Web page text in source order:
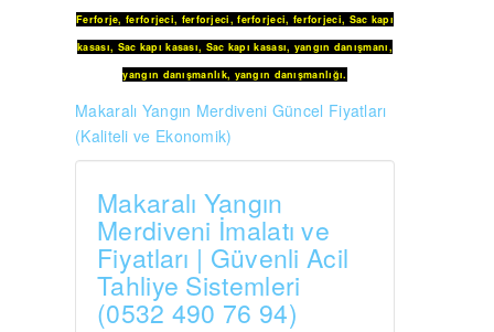
Ferforje,ferforjeci, ferforjeci,ferforjeci, ferforjeci, Sac kapı
kasası, Sac kapı kasası, Sac kapı kasası, yangın danışmanı,
yangın danışmanlık, yangın danışmanlığı.
Makaralı Yangın Merdiveni Güncel Fiyatları
(Kaliteli ve Ekonomik)
Makaralı Yangın
Merdiveni İmalatı ve
Fiyatları | Güvenli Acil
Tahliye Sistemleri
(0532 490 76 94)